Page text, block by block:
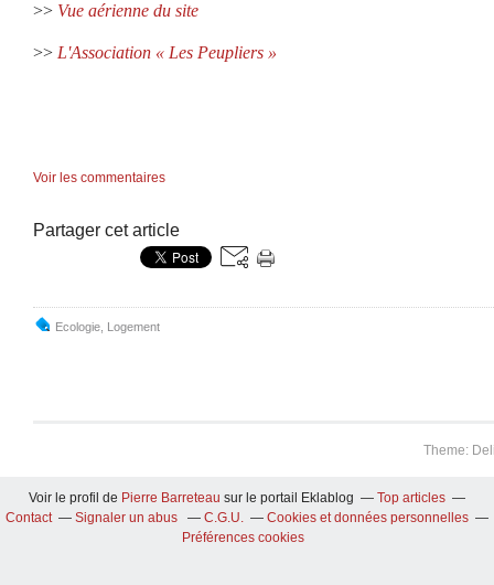
>> Vue aérienne du site
>> L'Association « Les Peupliers »
Voir les commentaires
Partager cet article
Ecologie Logement
Theme:
Voir le profil de Pierre Barreteau sur le portail Eklablog
Top articles
Contact
Signaler un abus C.G.U.
Cookies et données personnelles
Préférences cookies